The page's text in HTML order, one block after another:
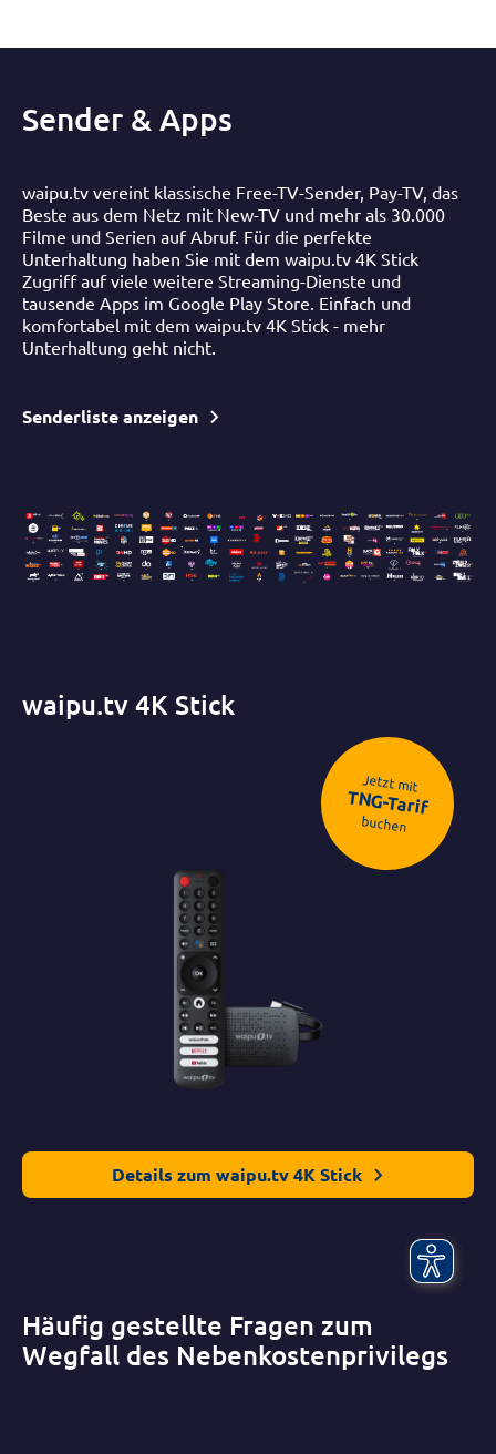
Sender & Apps
waipu.tv vereint klassische Free-TV-Sender, Pay-TV, das
Beste aus dem Netz mit New-TV und mehr als 30.000
Filme und Serien auf Abruf. Für die perfekte
Unterhaltung haben Sie mit dem waipu.tv 4K Stick
Zugriff auf viele weitere Streaming-Dienste und
tausende Apps im Google Play Store. Einfach und
komfortabel mit dem waipu.tv 4K Stick - mehr
Unterhaltung geht nicht.
Senderliste anzeigen
waipu.tv 4K Stick
Jetzt mit
TNG-Tarif
buchen
Details zum waipu.tv 4K Stick
Häufig gestellte Fragen zum
Wegfall des Nebenkostenprivilegs